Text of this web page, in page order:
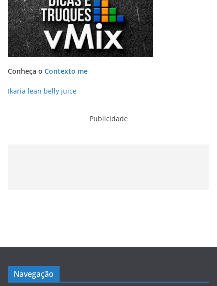
Conheça o Contexto me
Ikaria lean belly juice
Publicidade
Navegação